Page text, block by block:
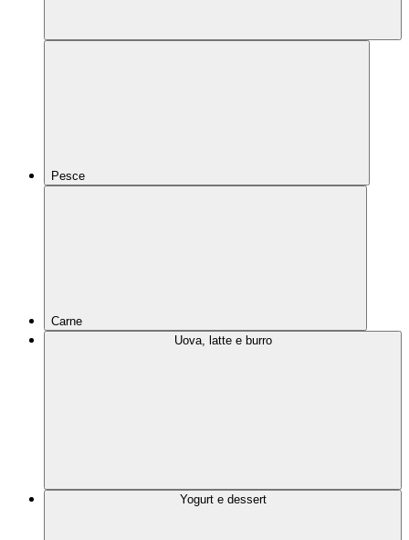
Pesce
Carne
Uova, latte e burro
Yogurt e dessert